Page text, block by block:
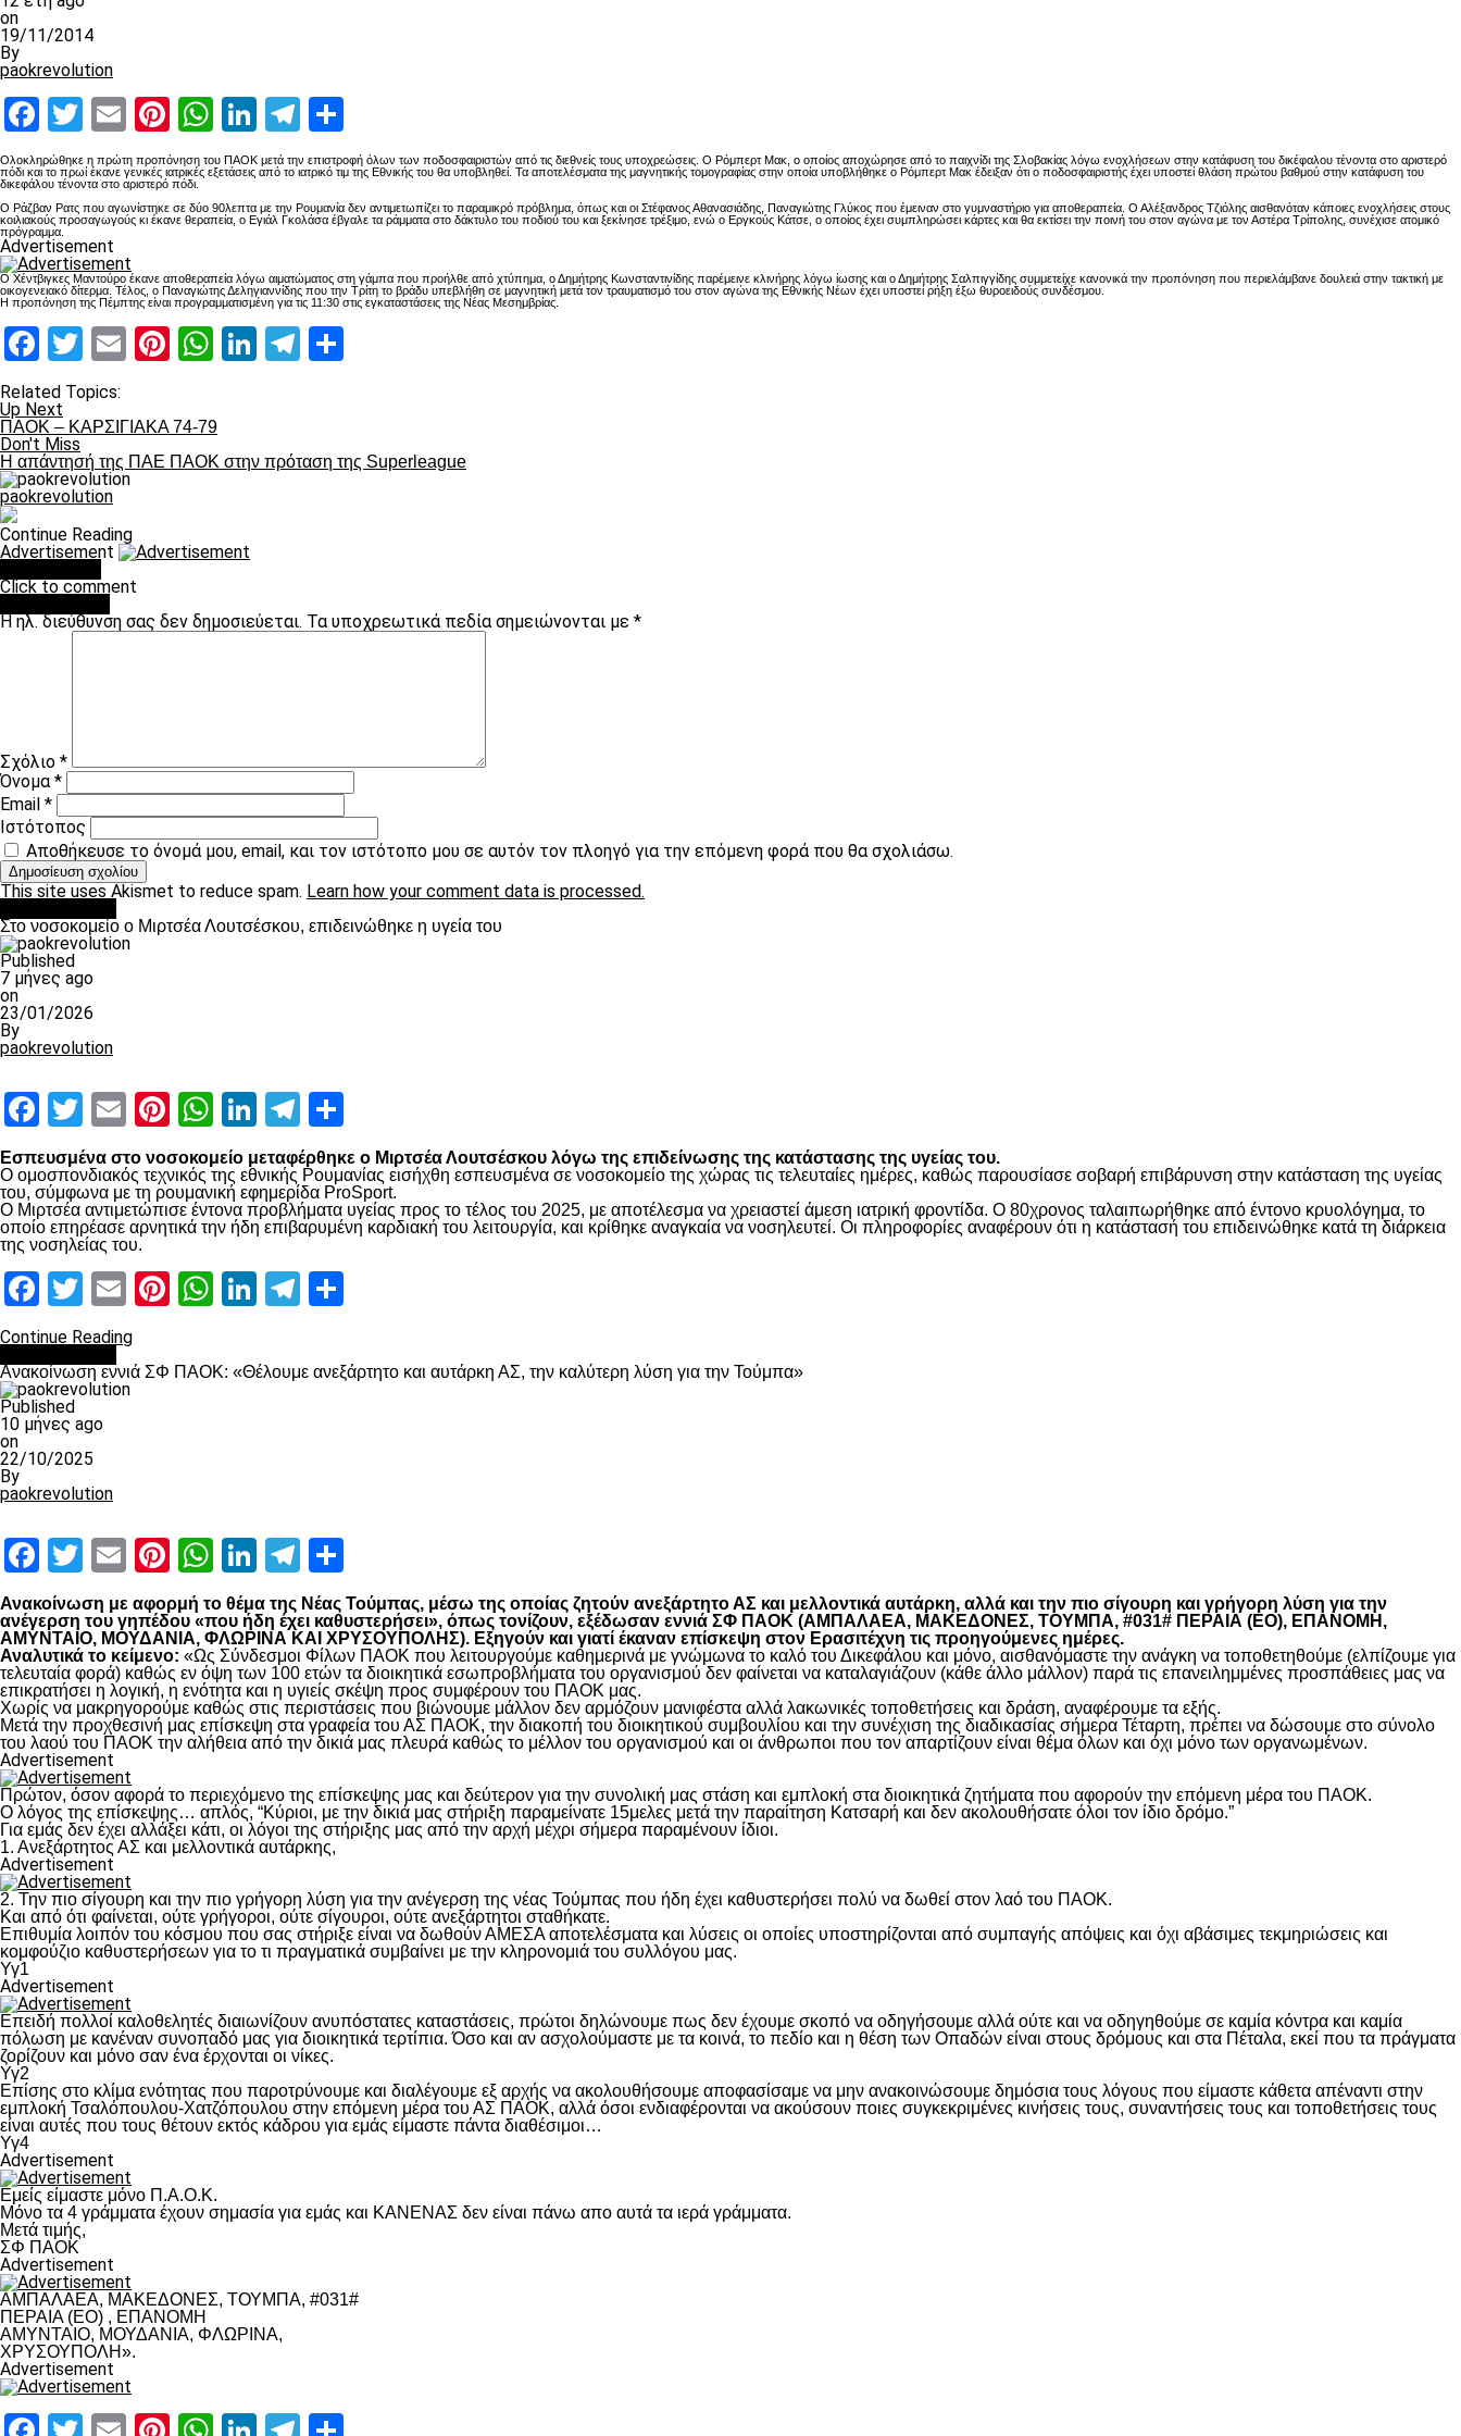
on
19/11/2014
By
paokrevolution
Facebook
Twitter
EmailPinterest
WhatsApp
LinkedIn
Telegram
Ολοκληρώθηκε η πρώτη προπόνηση του ΠΑΟΚ μετά την επιστροφή όλων των ποδοσφαιριστών από τις διεθνείς τους υποχρεώσεις. Ο Ρόμπερτ Μακ, ο οποίος αποχώρησε από το παιχνίδι της Σλοβακίας λόγω ενοχλήσεων στην κατάφυση του δικέφαλου τένοντα στο αριστερό
πόδι και το πρωί έκανε γενικές ιατρικές εξετάσεις από το ιατρικό τιμ της Εθνικής του θα υποβληθεί. Τα αποτελέσματα της μαγνητικής τομογραφίας στην οποία υποβλήθηκε ο Ρόμπερτ Μακ έδειξαν ότι ο ποδοσφαιριστής έχει υποστεί θλάση πρώτου βαθμού στην κατάφυση του
δικεφάλου τένοντα στο αριστερό πόδι.
Ο Ράζβαν Ρατς που αγωνίστηκε σε δύο 90λεπτα με την Ρουμανία δεν αντιμετωπίζει το παραμικρό πρόβλημα, όπως και οι Στέφανος Αθανασιάδης, Παναγιώτης Γλύκος που έμειναν στο γυμναστήριο για αποθεραπεία. Ο Αλέξανδρος Τζιόλης αισθανόταν κάποιες ενοχλήσεις στους
κοιλιακούς προσαγωγούς κι έκανε θεραπεία, ο Εγιάλ Γκολάσα έβγαλε τα ράμματα στο δάκτυλο του ποδιού του και ξεκίνησε τρέξιμο, ενώ ο Εργκούς Κάτσε, ο οποίος έχει συμπληρώσει κάρτες και θα εκτίσει την ποινή του στον αγώνα με τον Αστέρα Τρίπολης, συνέχισε ατομικό
πρόγραμμα.
Advertisement
Ο Χέντβιγκες Μαντούρο έκανε αποθεραπεία λόγω αιματώματος στη γάμπα που προήλθε από χτύπημα, ο Δημήτρης Κωνσταντινίδης παρέμεινε κλινήρης λόγω ίωσης και ο Δημήτρης Σαλπιγγίδης συμμετείχε κανονικά την προπόνηση που περιελάμβανε δουλειά στην τακτική με
οικογενειακό δίτερμα. Τέλος, ο Παναγιώτης Δεληγιαννίδης που την Τρίτη το βράδυ υπεβλήθη σε μαγνητική μετά τον τραυματισμό του στον αγώνα της Εθνικής Νέων έχει υποστεί ρήξη έξω θυροειδούς συνδέσμου.
Η προπόνηση της Πέμπτης είναι προγραμματισμένη για τις 11:30 στις εγκαταστάσεις της Νέας Μεσημβρίας.
Facebook
Twitter
EmailPinterest
WhatsApp
LinkedIn
Telegram
Related Topics:
Up Next
ΠΑΟΚ – ΚΑΡΣΙΓΙΑΚΑ 74-79
Don't Miss
Η απάντησή της ΠΑΕ ΠΑΟΚ στην πρόταση της Superleague
paokrevolution
Continue Reading
Advertisement
Click to comment
Η ηλ. διεύθυνση σας δεν δημοσιεύεται. Τα υποχρεωτικά πεδία σημειώνονται με *
Σχόλιο *
Όνομα*
Email *
Ιστότοπος
Αποθήκευσε το όνομά μου, email, και τον ιστότοπο μου σε αυτόν τον πλοηγό για την επόμενη φορά που θα σχολιάσω.
This site uses Akismet to reduce spam. Learn how your comment data is processed.
Στο νοσοκομείο ο Μιρτσέα Λουτσέσκου, επιδεινώθηκε η υγεία του
Published
7 μήνες ago
on
23/01/2026
By
paokrevolution
Facebook
Twitter
EmailPinterest
WhatsApp
LinkedIn
Telegram
Εσπευσμένα στο νοσοκομείο μεταφέρθηκε ο Μιρτσέα Λουτσέσκου λόγω της επιδείνωσης της κατάστασης της υγείας του.
Ο ομοσπονδιακός τεχνικός της εθνικής Ρουμανίας εισήχθη εσπευσμένα σε νοσοκομείο της χώρας τις τελευταίες ημέρες, καθώς παρουσίασε σοβαρή επιβάρυνση στην κατάσταση της υγείας
του, σύμφωνα με τη ρουμανική εφημερίδα ProSport.
Ο Μιρτσέα αντιμετώπισε έντονα προβλήματα υγείας προς το τέλος του 2025, με αποτέλεσμα να χρειαστεί άμεση ιατρική φροντίδα. Ο 80χρονος ταλαιπωρήθηκε από έντονο κρυολόγημα, το
οποίο επηρέασε αρνητικά την ήδη επιβαρυμένη καρδιακή του λειτουργία, και κρίθηκε αναγκαία να νοσηλευτεί. Οι πληροφορίες αναφέρουν ότι η κατάστασή του επιδεινώθηκε κατά τη διάρκεια
της νοσηλείας του.
Facebook
Twitter
EmailPinterest
WhatsApp
LinkedIn
Telegram
Continue Reading
Ανακοίνωση εννιά ΣΦ ΠΑΟΚ: «Θέλουμε ανεξάρτητο και αυτάρκη ΑΣ, την καλύτερη λύση για την Τούμπα»
Published
10 μήνες ago
on
22/10/2025
By
paokrevolution
Facebook
Twitter
EmailPinterest
WhatsApp
LinkedIn
Telegram
Ανακοίνωση με αφορμή το θέμα της Νέας Τούμπας, μέσω της οποίας ζητούν ανεξάρτητο ΑΣ και μελλοντικά αυτάρκη, αλλά και την πιο σίγουρη και γρήγορη λύση για την
ανέγερση του γηπέδου «που ήδη έχει καθυστερήσει», όπως τονίζουν, εξέδωσαν εννιά ΣΦ ΠΑΟΚ (ΑΜΠΑΛΑΕΑ, ΜΑΚΕΔΟΝΕΣ, ΤΟΥΜΠΑ, #031# ΠΕΡΑΙΑ (ΕΟ), ΕΠΑΝΟΜΗ,
ΑΜΥΝΤΑΙΟ, ΜΟΥΔΑΝΙΑ, ΦΛΩΡΙΝΑ ΚΑΙ ΧΡΥΣΟΥΠΟΛΗΣ). Εξηγούν και γιατί έκαναν επίσκεψη στον Ερασιτέχνη τις προηγούμενες ημέρες.
Αναλυτικά το κείμενο: «Ως Σύνδεσμοι Φίλων ΠΑΟΚ που λειτουργούμε καθημερινά με γνώμωνα το καλό του Δικεφάλου και μόνο, αισθανόμαστε την ανάγκη να τοποθετηθούμε (ελπίζουμε για
τελευταία φορά) καθώς εν όψη των 100 ετών τα διοικητικά εσωπροβλήματα του οργανισμού δεν φαίνεται να καταλαγιάζουν (κάθε άλλο μάλλον) παρά τις επανειλημμένες προσπάθειες μας να
επικρατήσει η λογική, η ενότητα και η υγιείς σκέψη προς συμφέρουν του ΠΑΟΚ μας.
Χωρίς να μακρηγορούμε καθώς στις περιστάσεις που βιώνουμε μάλλον δεν αρμόζουν μανιφέστα αλλά λακωνικές τοποθετήσεις και δράση, αναφέρουμε τα εξής.
Μετά την προχθεσινή μας επίσκεψη στα γραφεία του ΑΣ ΠΑΟΚ, την διακοπή του διοικητικού συμβουλίου και την συνέχιση της διαδικασίας σήμερα Τέταρτη, πρέπει να δώσουμε στο σύνολο
του λαού του ΠΑΟΚ την αλήθεια από την δικιά μας πλευρά καθώς το μέλλον του οργανισμού και οι άνθρωποι που τον απαρτίζουν είναι θέμα όλων και όχι μόνο των οργανωμένων.
Advertisement
Πρώτον, όσον αφορά το περιεχόμενο της επίσκεψης μας και δεύτερον για την συνολική μας στάση και εμπλοκή στα διοικητικά ζητήματα που αφορούν την επόμενη μέρα του ΠΑΟΚ.
Ο λόγος της επίσκεψης… απλός, “Κύριοι, με την δικιά μας στήριξη παραμείνατε 15μελες μετά την παραίτηση Κατσαρή και δεν ακολουθήσατε όλοι τον ίδιο δρόμο.”
Για εμάς δεν έχει αλλάξει κάτι, οι λόγοι της στήριξης μας από την αρχή μέχρι σήμερα παραμένουν ίδιοι.
1. Ανεξάρτητος ΑΣ και μελλοντικά αυτάρκης,
Advertisement
2. Την πιο σίγουρη και την πιο γρήγορη λύση για την ανέγερση της νέας Τούμπας που ήδη έχει καθυστερήσει πολύ να δωθεί στον λαό του ΠΑΟΚ.
Και από ότι φαίνεται, ούτε γρήγοροι, ούτε σίγουροι, ούτε ανεξάρτητοι σταθήκατε.
Επιθυμία λοιπόν του κόσμου που σας στήριξε είναι να δωθούν ΑΜΕΣΑ αποτελέσματα και λύσεις οι οποίες υποστηρίζονται από συμπαγής απόψεις και όχι αβάσιμες τεκμηριώσεις και
κομφούζιο καθυστερήσεων για το τι πραγματικά συμβαίνει με την κληρονομιά του συλλόγου μας.
Υγ1
Advertisement
Επειδή πολλοί καλοθελητές διαιωνίζουν ανυπόστατες καταστάσεις, πρώτοι δηλώνουμε πως δεν έχουμε σκοπό να οδηγήσουμε αλλά ούτε και να οδηγηθούμε σε καμία κόντρα και καμία
πόλωση με κανέναν συνοπαδό μας για διοικητικά τερτίπια. Όσο και αν ασχολούμαστε με τα κοινά, το πεδίο και η θέση των Οπαδών είναι στους δρόμους και στα Πέταλα, εκεί που τα πράγματα
ζορίζουν και μόνο σαν ένα έρχονται οι νίκες.
Υγ2
Επίσης στο κλίμα ενότητας που παροτρύνουμε και διαλέγουμε εξ αρχής να ακολουθήσουμε αποφασίσαμε να μην ανακοινώσουμε δημόσια τους λόγους που είμαστε κάθετα απέναντι στην
εμπλοκή Τσαλόπουλου-Χατζόπουλου στην επόμενη μέρα του ΑΣ ΠΑΟΚ, αλλά όσοι ενδιαφέρονται να ακούσουν ποιες συγκεκριμένες κινήσεις τους, συναντήσεις τους και τοποθετήσεις τους
είναι αυτές που τους θέτουν εκτός κάδρου για εμάς είμαστε πάντα διαθέσιμοι…
Υγ4
Advertisement
Εμείς είμαστε μόνο Π.Α.Ο.Κ.
Μόνο τα 4 γράμματα έχουν σημασία για εμάς και ΚΑΝΕΝΑΣ δεν είναι πάνω απο αυτά τα ιερά γράμματα.
Μετά τιμής,
ΣΦ ΠΑΟΚ
Advertisement
ΑΜΠΑΛΑΕΑ, ΜΑΚΕΔΟΝΕΣ, ΤΟΥΜΠΑ, #031#
ΠΕΡΑΙΑ (ΕΟ) , ΕΠΑΝΟΜΗ
ΑΜΥΝΤΑΙΟ, ΜΟΥΔΑΝΙΑ, ΦΛΩΡΙΝΑ,
ΧΡΥΣΟΥΠΟΛΗ».
Advertisement